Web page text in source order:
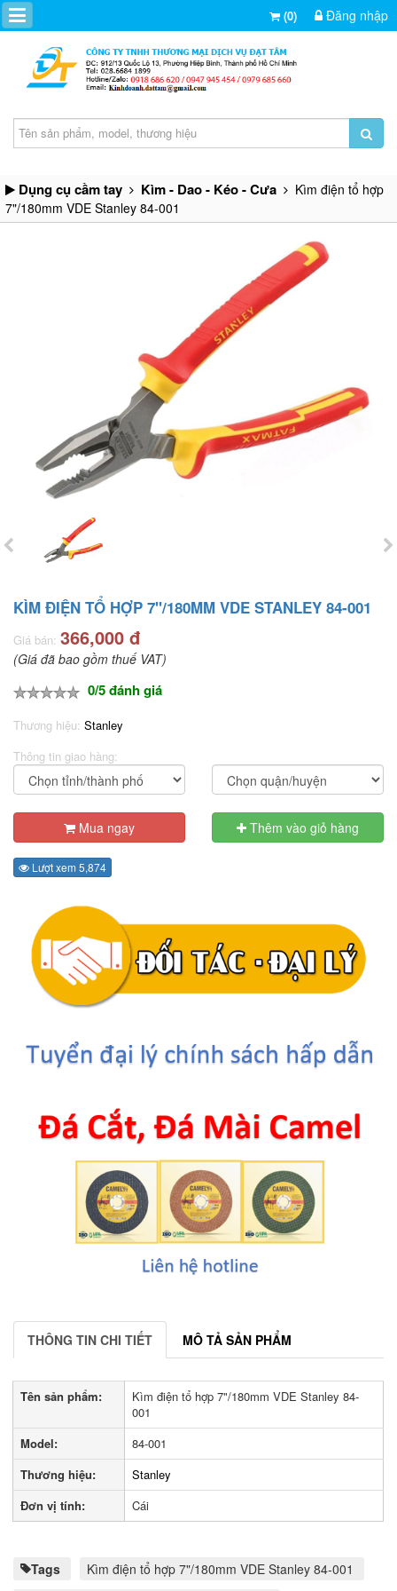
(0) Đăng nhập
Dụng cụ cầm tay Kìm - Dao - Kéo - Cưa
Kìm điện tổ hợp
7"/180mm VDE Stanley 84-001
KÌM ĐIỆN TỔ HỢP 7"/180MM VDE STANLEY 84-001
Giá bán: 366,000 đ
(Giá đã bao gồm thuế VAT)
0/5 đánh giá
Thương hiệu: Stanley
Thông tin giao hàng:
Mua ngay Thêm vào giỏ hàng
Lượt xem 5,874
THÔNG TIN CHI TIẾT MÔ TẢ SẢN PHẨM
Tên sản phẩm:
Kìm điện tổ hợp 7"/180mm VDE Stanley 84-
001
Model:
84-001
Thương hiệu:
Stanley
Đơn vị tính:
Cái
Tags Kìm điện tổ hợp 7"/180mm VDE Stanley 84-001